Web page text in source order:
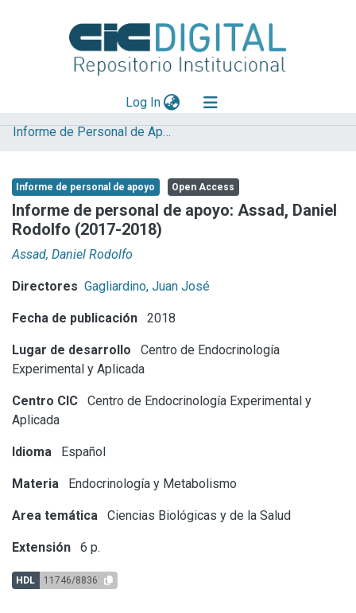
Log In(current)
Explorar
Aportar material
Statistics
Informe de Personal de Apoyo
Informe de personal de apoyo Open Access
Informe de personal de apoyo: Assad, Daniel
Rodolfo (2017-2018)
Assad, Daniel Rodolfo
Directores Gagliardino, Juan José
Fecha de publicación 2018
Lugar de desarrollo
Centro de Endocrinología
Experimental y Aplicada
Centro CIC
Centro de Endocrinología Experimental y
Aplicada
Idioma Español
Materia Endocrinología y Metabolismo
Area temática Ciencias Biológicas y de la Salud
Extensión 6 p.
HDL 11746/8836